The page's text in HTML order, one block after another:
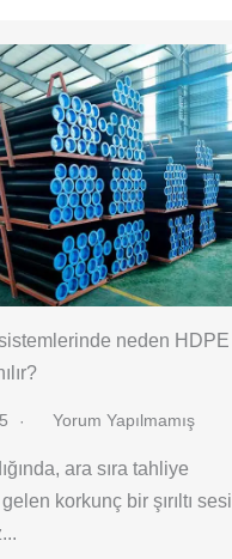
neden HDPE
Yorum Yapılmamış
ara sıra tahliye
korkunç bir şırıltı sesi